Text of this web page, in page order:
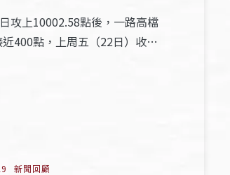
攻上10002.58點後，一路高檔
400點，上周五（22日）收…
新聞回顧